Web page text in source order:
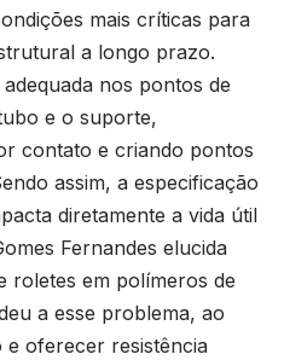
mais críticas para
a longo prazo.
nos pontos de
e o suporte,
contato e criando pontos
assim, a especificação
diretamente a vida útil
Fernandes elucida
roletes em polímeros de
a esse problema, ao
e oferecer resistência